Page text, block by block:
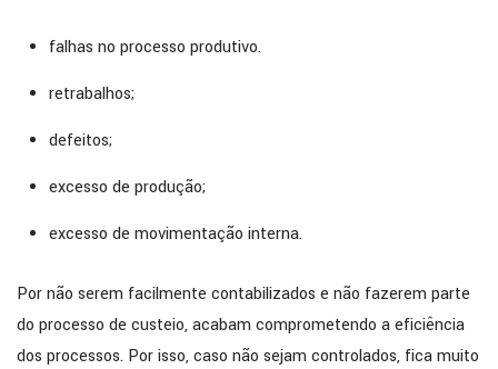
falhas no processo produtivo.
retrabalhos;
defeitos;
excesso de produção;
excesso de movimentação interna.
Por não serem facilmente contabilizados e não fazerem parte
do processo de custeio, acabam comprometendo a eficiência
dos processos. Por isso, caso não sejam controlados, fica muito